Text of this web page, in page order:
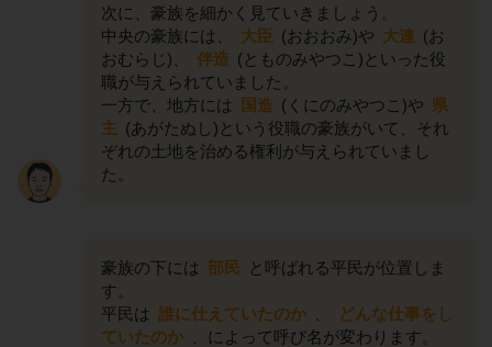
次に、豪族を細かく見ていきましょう。
中央の豪族には、
大臣 (おおおみ)や 大連 (お
おむらじ)、
伴造 (とものみやつこ)といった役
職が与えられていました。
一方で、地方には
国造 (くにのみやつこ)や 県
主 (あがたぬし)という役職の豪族がいて、それ
ぞれの土地を治める権利が与えられていまし
た。
豪族の下には 部民
と呼ばれる平民が位置しま
す。
平民は 誰に仕えていたのか
どんな仕事をし
ていたのか
、によって呼び名が変わります。